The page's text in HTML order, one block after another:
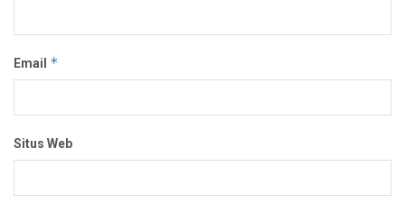
Email *
Situs Web